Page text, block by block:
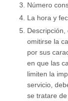
Número
La hora y
omitirse la
por sus
en que las
limiten la
servicio,
se tratare